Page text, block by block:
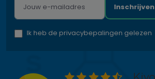
Inschrijven
Ik heb de privacybepalingen gelezen